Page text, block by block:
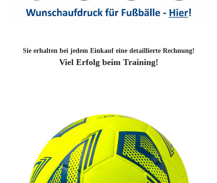
Sie erhalten bei jedem Einkauf eine detaillierte Rechnung!
Viel Erfolg beim Training!